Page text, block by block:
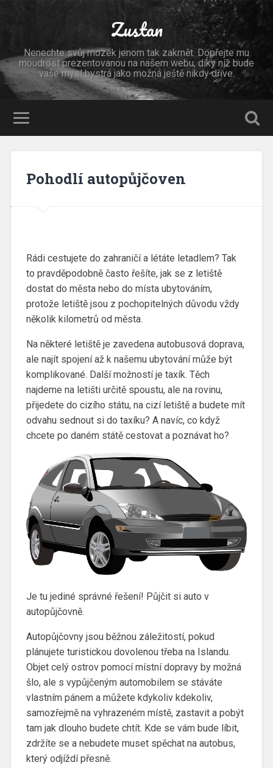
Zustan
Nenechte svůj mozek jenom tak zakrnět. Dopřejte mu
moudrost prezentovanou na našem webu, díky níž bude
vaše mysl bystrá jako možná ještě nikdy dříve.
Pohodlí autopůjčoven
Rádi cestujete do zahraničí a létáte letadlem? Tak
to pravděpodobně často řešíte, jak se z letiště
dostat do města nebo do místa ubytováním,
protože letiště jsou z pochopitelných důvodu vždy
několik kilometrů od města.
Na některé letiště je zavedena autobusová doprava,
ale najít spojení až k našemu ubytování může být
komplikované. Další možností je taxík. Těch
najdeme na letišti určitě spoustu, ale na rovinu,
přijedete do cizího státu, na cizí letiště a budete mít
odvahu sednout si do taxíku? A navíc, co když
chcete po daném státě cestovat a poznávat ho?
Je tu jediné správné řešení! Půjčit si auto v
autopůjčovně.
Autopůjčovny jsou běžnou záležitostí, pokud
plánujete turistickou dovolenou třeba na Islandu.
Objet celý ostrov pomocí místní dopravy by možná
šlo, ale s vypůjčeným automobilem se stáváte
vlastním pánem a můžete kdykoliv kdekoliv,
samozřejmě na vyhrazeném místě, zastavit a pobýt
tam jak dlouho budete chtít. Kde se vám bude líbit,
zdržíte se a nebudete muset spěchat na autobus,
který odjíždí přesně.